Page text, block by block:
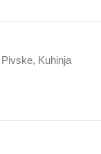
Pivske, Kuhinja